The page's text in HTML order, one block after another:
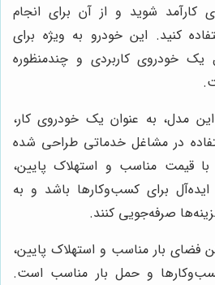
شوید و از آن برای انجام
کنید. این خودرو به ویژه برای
یک خودروی کاربردی و چندمنظوره
این مدل، به عنوان یک خودروی کار،
در مشاغل خدماتی طراحی شده
قیمت مناسب و استهلاک پایین،
برای کسب‌وکارها باشد و به
صرفه‌جویی کنند.
فضای بار مناسب و استهلاک پایین،
و حمل بار مناسب است.